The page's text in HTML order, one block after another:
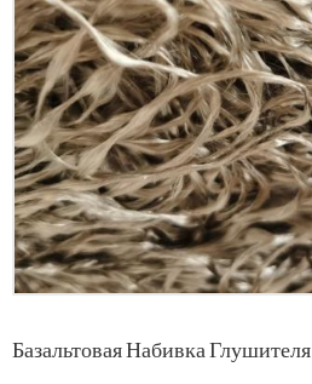
Базальтовая Набивка Глушителя